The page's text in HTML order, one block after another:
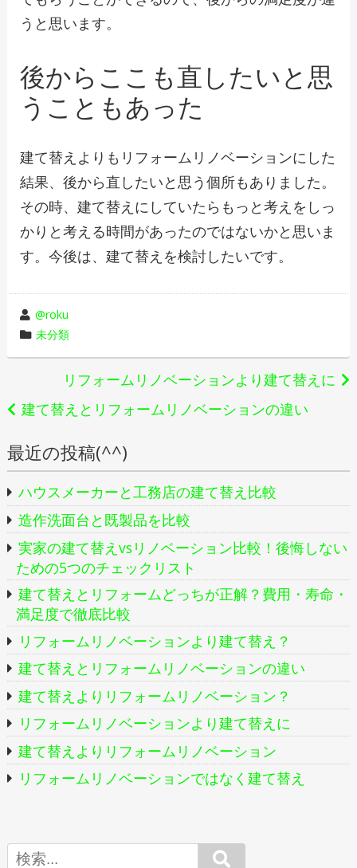
うと思います。
後からここも直したいと思
うこともあった
建て替えよりもリフォームリノベーションにした
結果、後から直したいと思う個所もありました。
その時、建て替えにしていたらもっと考えをしっ
かりと考える時間があったのではないかと思いま
す。今後は、建て替えを検討したいです。
投
稿
者
@roku
カ
テ
ー
未分類
稿
ナ
ビ
ゲ
ー
シ
ョ
ン
リフォームリノベーションより建て替えに
建て替えとリフォームリノベーションの違い
最近の投稿(^^)
ハウスメーカーと工務店の建て替え比較
造作洗面台と既製品を比較
実家の建て替えvsリノベーション比較！後悔しない
ための5つのチェックリスト
建て替えとリフォームどっちが正解？費用・寿命・
満足度で徹底比較
リフォームリノベーションより建て替え？
建て替えとリフォームリノベーションの違い
建て替えよりリフォームリノベーション？
リフォームリノベーションより建て替えに
建て替えよりリフォームリノベーション
リフォームリノベーションではなく建て替え